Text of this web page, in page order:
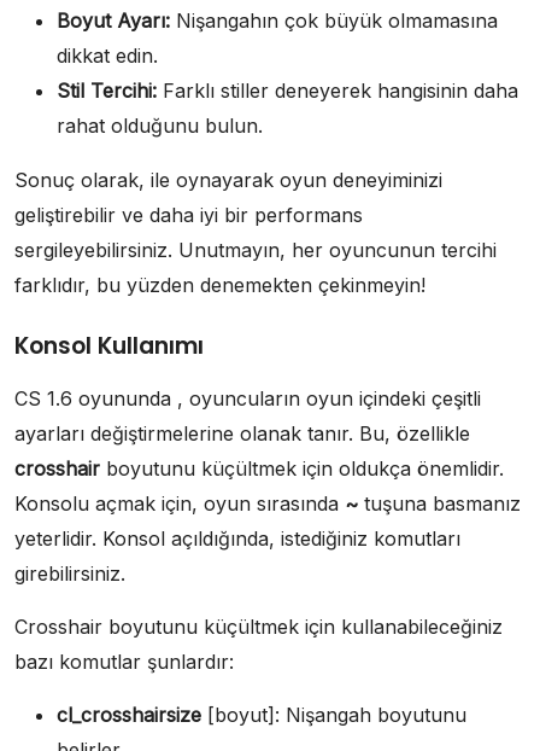
Boyut Ayarı: Nişangahın çok büyük olmamasına
dikkat edin.
Stil Tercihi: Farklı stiller deneyerek hangisinin daha
rahat olduğunu bulun.
Sonuç olarak, ile oynayarak oyun deneyiminizi
geliştirebilir ve daha iyi bir performans
sergileyebilirsiniz. Unutmayın, her oyuncunun tercihi
farklıdır, bu yüzden denemekten çekinmeyin!
Konsol Kullanımı
CS 1.6 oyununda , oyuncuların oyun içindeki çeşitli
ayarları değiştirmelerine olanak tanır. Bu, özellikle
crosshair boyutunu küçültmek için oldukça önemlidir.
Konsolu açmak için, oyun sırasında ~ tuşuna basmanız
yeterlidir. Konsol açıldığında, istediğiniz komutları
girebilirsiniz.
Crosshair boyutunu küçültmek için kullanabileceğiniz
bazı komutlar şunlardır:
cl_crosshairsize [boyut]: Nişangah boyutunu